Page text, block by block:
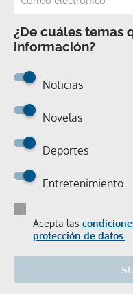
¿De cuáles temas
información?
Noticias
Novelas
Deportes
Entretenimiento
Acepta las
protección de datos.